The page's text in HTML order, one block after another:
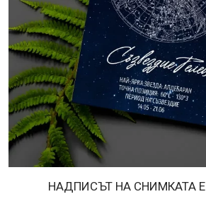
НАДПИСЪТ НА СНИМКАТА